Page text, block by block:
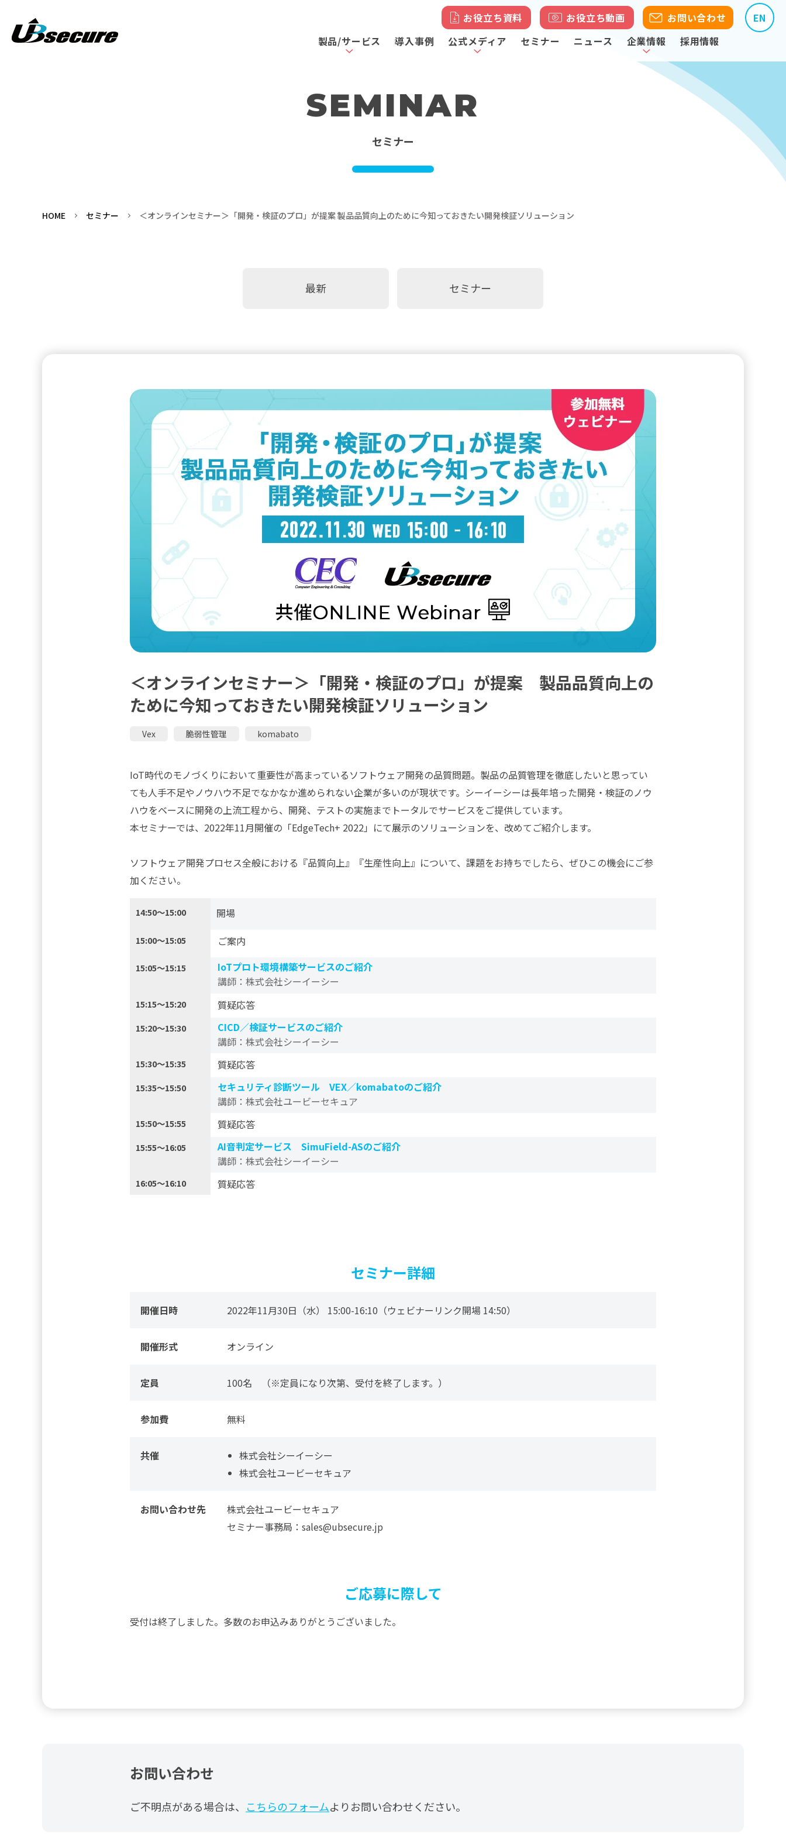
お役立ち資料 お役立ち動画 お問い合わせ
EN
製品/サービス
導入事例 公式メディア セミナー ニュース 企業情報 採用情報
SEMINAR
セミナー
HOME セミナー ＜オンラインセミナー＞「開発・検証のプロ」が提案 製品品質向上のために今知っておきたい開発検証ソリューション
最新 セミナー
＜オンラインセミナー＞「開発・検証のプロ」が提案 製品品質向上の
ために今知っておきたい開発検証ソリューション
Vex 脆弱性管理 komabato
IoT時代のモノづくりにおいて重要性が高まっているソフトウェア開発の品質問題。製品の品質管理を徹底したいと思ってい
ても人手不足やノウハウ不足でなかなか進められない企業が多いのが現状です。シーイーシーは長年培った開発・検証のノウ
ハウをベースに開発の上流工程から、開発、テストの実施までトータルでサービスをご提供しています。
本セミナーでは、2022年11月開催の「EdgeTech+ 2022」にて展示のソリューションを、改めてご紹介します。
ソフトウェア開発プロセス全般における『品質向上』『生産性向上』について、課題をお持ちでしたら、ぜひこの機会にご参
加ください。
14:50～15:00 開場
15:00〜15:05 ご案内
15:05〜15:15
IoTプロト環境構築サービスのご紹介
講師：株式会社シーイーシー
15:15〜15:20 質疑応答
15:20〜15:30
CICD／検証サービスのご紹介
講師：株式会社シーイーシー
15:30〜15:35 質疑応答
15:35〜15:50
セキュリティ診断ツール VEX／komabatoのご紹介
講師：株式会社ユービーセキュア
15:50〜15:55 質疑応答
15:55〜16:05
AI音判定サービス SimuField-ASのご紹介
講師：株式会社シーイーシー
16:05〜16:10 質疑応答
セミナー詳細
開催日時 2022年11月30日（水） 15:00-16:10 （ウェビナーリンク開場 14:50）
開催形式 オンライン
定員 100名 （※定員になり次第、受付を終了します。）
参加費 無料
共催
株式会社シーイーシー
株式会社ユービーセキュア
お問い合わせ先
株式会社ユービーセキュア
セミナー事務局： sales@ubsecure.jp
ご応募に際して
受付は終了しました。多数のお申込みありがとうございました。
お問い合わせ
ご不明点がある場合は、 こちらのフォームよりお問い合わせください。